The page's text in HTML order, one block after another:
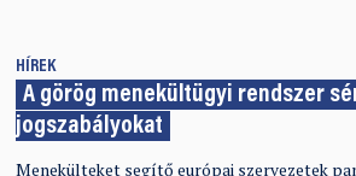
HÍREK
A görög menekültügyi rendszer
jogszabályokat
Menekülteket segítő európai szervezetek